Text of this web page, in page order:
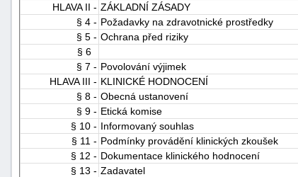
HLAVA II - ZÁKLADNÍ ZÁSADY
§ 4 - Požadavky na zdravotnické prostředky
§ 5 - Ochrana před riziky
§ 6
§ 7 - Povolování výjimek
HLAVA III - KLINICKÉ HODNOCENÍ
§ 8 - Obecná ustanovení
§ 9 - Etická komise
§ 10 - Informovaný souhlas
§ 11 - Podmínky provádění klinických zkoušek
§ 12 - Dokumentace klinického hodnocení
§ 13 - Zadavatel